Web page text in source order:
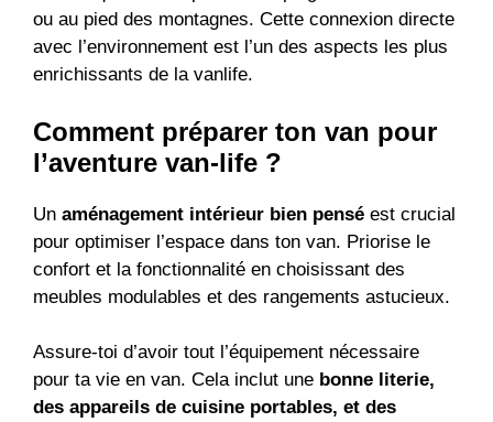
ou au pied des montagnes. Cette connexion directe
avec l’environnement est l’un des aspects les plus
enrichissants de la vanlife.
Comment préparer ton van pour
l’aventure van-life ?
Un aménagement intérieur bien pensé est crucial
pour optimiser l’espace dans ton van. Priorise le
confort et la fonctionnalité en choisissant des
meubles modulables et des rangements astucieux.
Assure-toi d’avoir tout l’équipement nécessaire
pour ta vie en van. Cela inclut une bonne literie,
des appareils de cuisine portables, et des